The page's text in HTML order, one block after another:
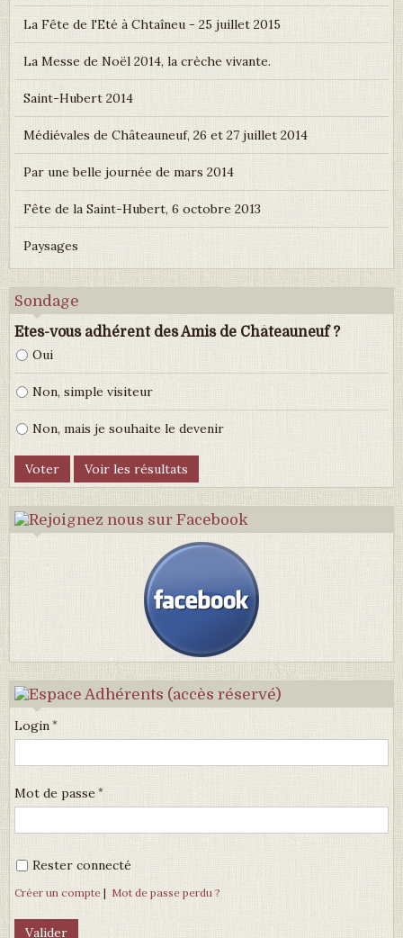
La Fête de l'Eté à Chtaîneu - 25 juillet 2015
La Messe de Noël 2014, la crèche vivante.
Saint-Hubert 2014
Médiévales de Châteauneuf, 26 et 27 juillet 2014
Par une belle journée de mars 2014
Fête de la Saint-Hubert, 6 octobre 2013
Paysages
Sondage
Etes-vous adhérent des Amis de Châteauneuf ?
Oui
Non, simple visiteur
Non, mais je souhaite le devenir
Login
Mot de passe
Rester connecté
Créer un compte | Mot de passe perdu ?